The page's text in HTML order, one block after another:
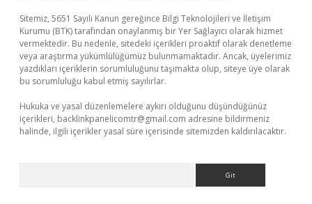
Sitemiz, 5651 Sayılı Kanun gereğince Bilgi Teknolojileri ve İletişim
Kurumu (BTK) tarafından onaylanmış bir Yer Sağlayıcı olarak hizmet
vermektedir. Bu nedenle, sitedeki içerikleri proaktif olarak denetleme
veya araştırma yükümlülüğümüz bulunmamaktadır. Ancak, üyelerimiz
yazdıkları içeriklerin sorumluluğunu taşımakta olup, siteye üye olarak
bu sorumluluğu kabul etmiş sayılırlar.
Hukuka ve yasal düzenlemelere aykırı olduğunu düşündüğünüz
içerikleri, backlinkpanelicomtr@gmail.com adresine bildirmeniz
halinde, ilgili içerikler yasal süre içerisinde sitemizden kaldırılacaktır.